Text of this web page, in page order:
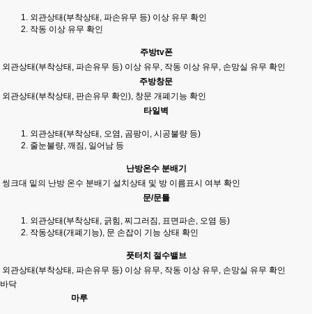
외관상태(부착상태, 파손유무 등) 이상 유무 확인
작동 이상 유무 확인
주방tv폰
외관상태(부착상태, 파손유무 등) 이상 유무, 작동 이상 유무, 손망실 유무 확인
주방창문
외관상태(부착상태, 판손유무 확인), 창문 개폐기능 확인
타일벽
외관상태(부착상태, 오염, 곰팡이, 시공불량 등)
줄눈불량, 깨짐, 일어남 등
난방온수 분배기
씽크대 밑의 난방 온수 분배기 설치상태 및 방 이름표시 여부 확인
문/문틀
외관상태(부착상태, 긁힘, 찌그러짐, 표면파손, 오염 등)
작동상태(개폐기능), 문 손잡이 기능 상태 확인
풋터치 절수밸브
외관상태(부착상태, 파손유무 등) 이상 유무, 작동 이상 유무, 손망실 유무 확인
바닥
마루